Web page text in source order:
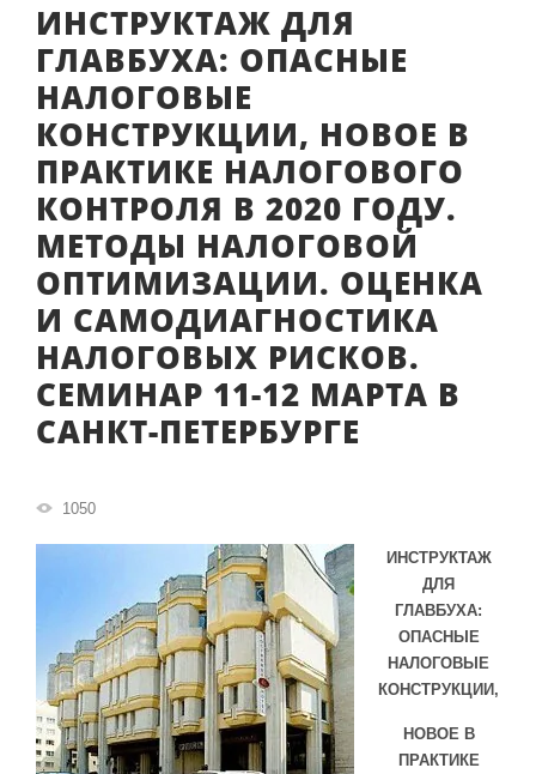
ИНСТРУКТАЖ ДЛЯ
ГЛАВБУХА: ОПАСНЫЕ
НАЛОГОВЫЕ
КОНСТРУКЦИИ, НОВОЕ В
ПРАКТИКЕ НАЛОГОВОГО
КОНТРОЛЯ В 2020 ГОДУ.
МЕТОДЫ НАЛОГОВОЙ
ОПТИМИЗАЦИИ. ОЦЕНКА
И САМОДИАГНОСТИКА
НАЛОГОВЫХ РИСКОВ.
СЕМИНАР 11-12 МАРТА В
САНКТ-ПЕТЕРБУРГЕ
1050
ИНСТРУКТАЖ
ДЛЯ
ГЛАВБУХА:
ОПАСНЫЕ
НАЛОГОВЫЕ
КОНСТРУКЦИИ,
НОВОЕ В
ПРАКТИКЕ